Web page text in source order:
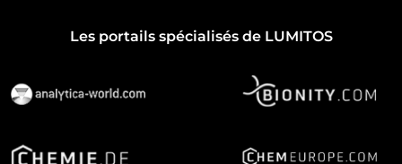
Les portails spécialisés de LUMITOS